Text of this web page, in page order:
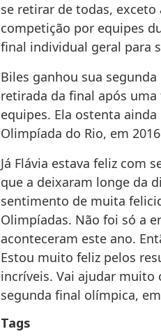
se retirar de todas,
competição por equipes
final individual geral para
Biles ganhou sua
retirada da final após
equipes. Ela ostenta
Olimpíada do Rio, em
Já Flávia estava feliz com
que a deixaram longe da
sentimento de muita
Olimpíadas. Não foi só a
aconteceram este ano.
Estou muito feliz pelos
incríveis. Vai ajudar muito
segunda final olímpica,
Tags